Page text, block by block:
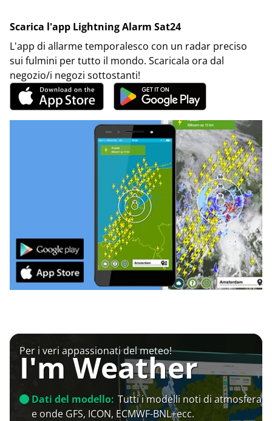
Scarica l'app Lightning Alarm Sat24
L'app di allarme temporalesco con un radar preciso
sui fulmini per tutto il mondo. Scaricala ora dal
negozio/i negozi sottostanti!
Per i veri appassionati del meteo!
I'm Weather
Dati del modello: Tutti i modelli noti di atmosfera
e onde GFS, ICON, ECMWF-BNL+ecc.